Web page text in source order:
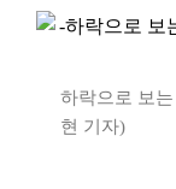
하락으로 보
현 기자)